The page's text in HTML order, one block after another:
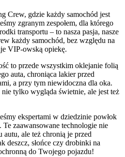
Crew, gdzie każdy samochód jest
zgranym zespołem, dla którego
transportu – to nasza pasja, nasze
każdy samochód, bez względu na
VIP-owską opiekę.
to przede wszystkim oklejanie folią
auta, chroniąca lakier przed
a przy tym niewidoczna dla oka.
tylko wygląda świetnie, ale jest też
ekspertami w dziedzinie powłok
zaawansowane technologie nie
ale też chronią je przed
deszcz, słońce czy drobinki na
do Twojego pojazdu!